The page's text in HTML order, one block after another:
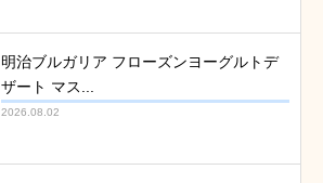
明治ブルガリア フローズンヨーグルトデ
ザート マス...
2026.08.02